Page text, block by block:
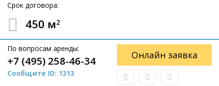
Срок договора:
450 м2
По вопросам аренды:
+7 (495) 258-46-34
Сообщите ID: 1313
Онлайн заявка